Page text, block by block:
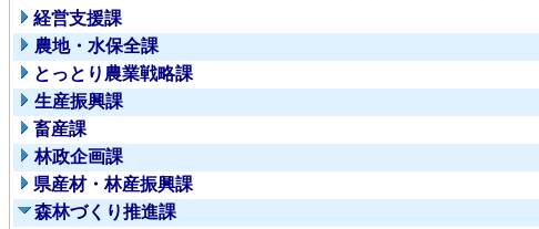
経営支援課
農地・水保全課
とっとり農業戦略課
生産振興課
畜産課
林政企画課
県産材・林産振興課
森林づくり推進課